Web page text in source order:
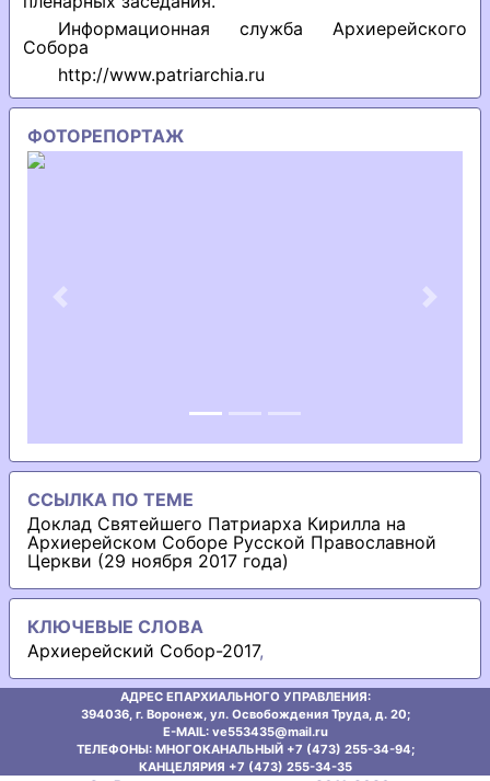
Информационная служба Архиерейского
Собора
http://www.patriarchia.ru
ФОТОРЕПОРТАЖ
Previous Next
ССЫЛКА ПО ТЕМЕ
Доклад Святейшего Патриарха Кирилла на
Архиерейском Соборе Русской Православной
Церкви (29 ноября 2017 года)
КЛЮЧЕВЫЕ СЛОВА
Архиерейский Собор-2017,
АДРЕС ЕПАРХИАЛЬНОГО УПРАВЛЕНИЯ:
394036, г. Воронеж, ул. Освобождения Труда, д. 20;
E-MAIL: ve553435@mаil.ru
ТЕЛЕФОНЫ: МНОГОКАНАЛЬНЫЙ +7 (473) 255-34-94;
КАНЦЕЛЯРИЯ +7 (473) 255-34-35